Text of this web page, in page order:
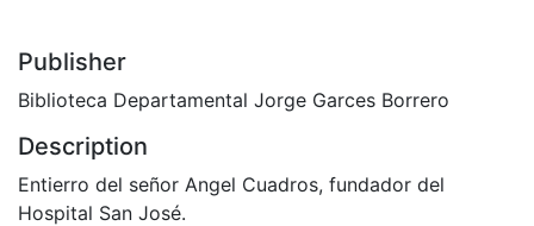
Publisher
Biblioteca Departamental Jorge Garces Borrero
Description
Entierro del señor Angel Cuadros, fundador del
Hospital San José.